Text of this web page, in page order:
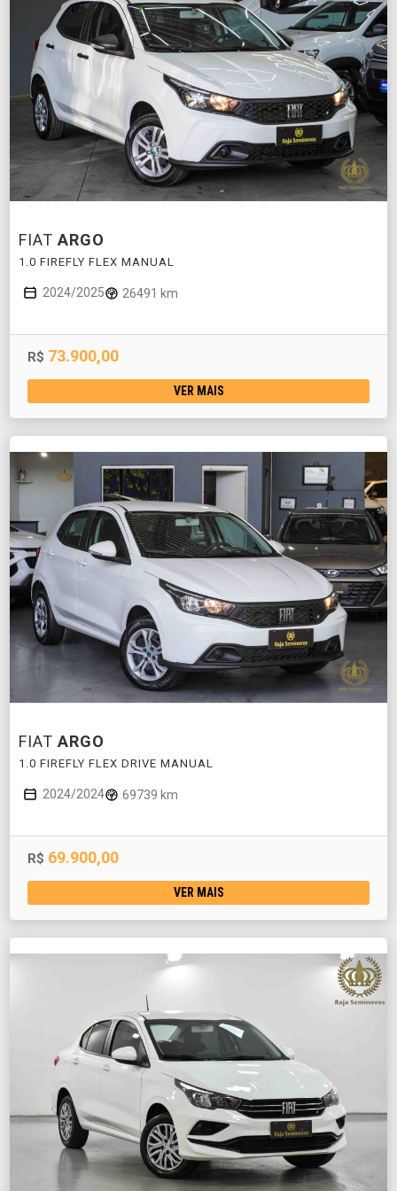
FIAT ARGO
1.0 FIREFLY FLEX MANUAL
2024/2025 26491 km
R$ 73.900,00
VER MAIS
FIAT ARGO
1.0 FIREFLY FLEX DRIVE MANUAL
2024/2024 69739 km
R$ 69.900,00
VER MAIS